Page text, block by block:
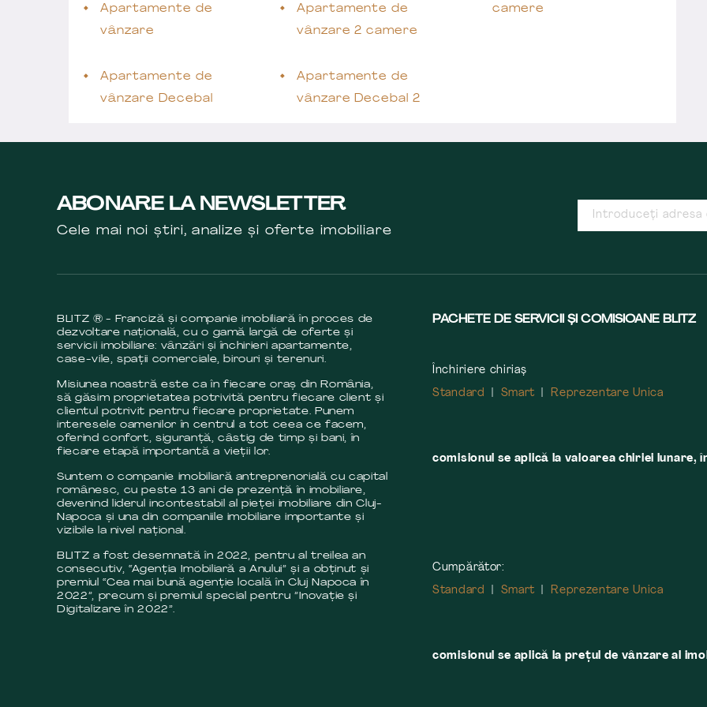
Apartamente de
vânzare
Apartamente de
vânzare Decebal
Apartamente de
vânzare 2 camere
Apartamente de
vânzare Decebal 2
camere
ABONARE LA NEWSLETTER
Cele mai noi știri, analize și oferte imobiliare
BLITZ ® - Franciză și companie imobiliară în proces de
dezvoltare națională, cu o gamă largă de oferte și
servicii imobiliare: vânzări și închirieri apartamente,
case-vile, spații comerciale, birouri și terenuri.
Misiunea noastră este ca în fiecare oraș din România,
să găsim proprietatea potrivită pentru fiecare client și
clientul potrivit pentru fiecare proprietate. Punem
interesele oamenilor în centrul a tot ceea ce facem,
oferind confort, siguranță, câstig de timp și bani, în
fiecare etapă importantă a vieții lor.
Suntem o companie imobiliară antreprenorială cu capital
românesc, cu peste 13 ani de prezență în imobiliare,
devenind liderul incontestabil al pieței imobiliare din Cluj-
Napoca și una din companiile imobiliare importante și
vizibile la nivel național.
BLITZ a fost desemnată în 2022, pentru al treilea an
consecutiv, “Agenția Imobiliară a Anului” și a obținut și
premiul “Cea mai bună agenție locală în Cluj Napoca în
2022”, precum și premiul special pentru ”Inovație și
Digitalizare în 2022”.
PACHETE DE SERVICII ȘI COMISIOANE BLITZ
Închiriere chiriaș
Standard
Smart Reprezentare Unica
comisionul se aplică la valoarea chiriei
Cumpărător:
Standard
Smart Reprezentare Unica
comisionul se aplică la preţul de vânzare al